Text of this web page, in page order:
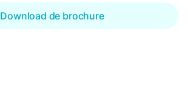
Download de brochure